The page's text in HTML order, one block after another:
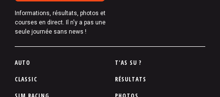
Informations, résultats, photos et
courses en direct. Il n'y a pas une
seule journée sans news !
P
AUTO
CLASSIC
T'AS SU ?
RÉSULTATS